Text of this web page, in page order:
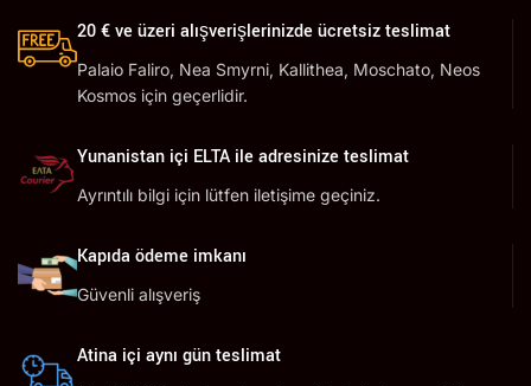
20 € ve üzeri alışverişlerinizde ücretsiz teslimat
Palaio Faliro, Nea Smyrni, Kallithea, Moschato, Neos
Kosmos için geçerlidir.
Yunanistan içi ELTA ile adresinize teslimat
Ayrıntılı bilgi için lütfen iletişime geçiniz.
Kapıda ödeme imkanı
Güvenli alışveriş
Atina içi aynı gün teslimat